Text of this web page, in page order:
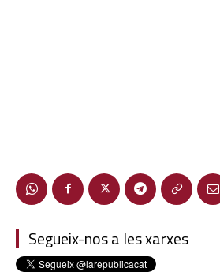
Segueix-nos a les xarxes